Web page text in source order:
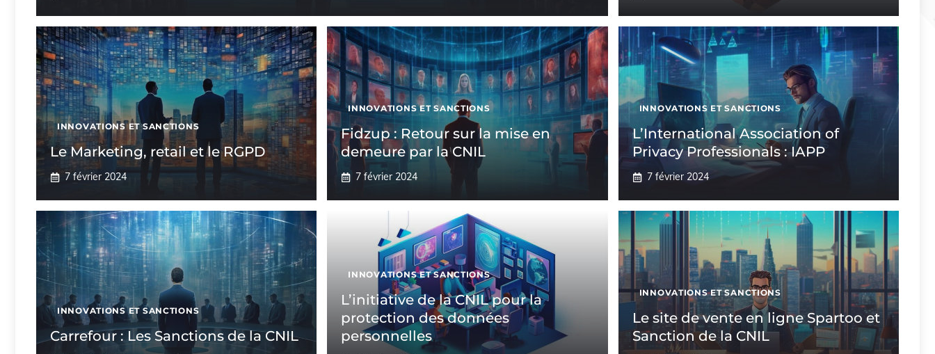
INNOVATIONS ET SANCTIONS
Le Marketing, retail et le RGPD
7 février 2024
INNOVATIONS ET SANCTIONS
Fidzup : Retour sur la mise en
demeure par la CNIL
7 février 2024
INNOVATIONS ET SANCTIONS
L’International Association of
Privacy Professionals : IAPP
7 février 2024
INNOVATIONS ET SANCTIONS
Carrefour : Les Sanctions de la CNIL
INNOVATIONS ET SANCTIONS
L’initiative de la CNIL pour la
protection des données
personnelles
INNOVATIONS ET SANCTIONS
Le site de vente en ligne Spartoo et
Sanction de la CNIL